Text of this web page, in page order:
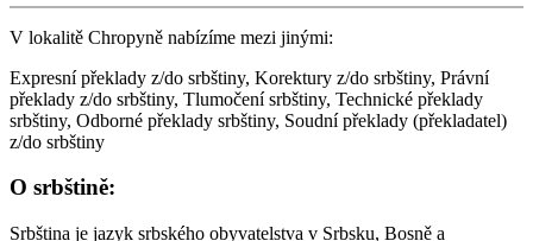
V lokalitě Chropyně nabízíme mezi jinými:
Expresní překlady z/do srbštiny, Korektury z/do srbštiny, Právní
překlady z/do srbštiny, Tlumočení srbštiny, Technické překlady
srbštiny, Odborné překlady srbštiny, Soudní překlady (překladatel)
z/do srbštiny
O srbštině:
Srbština je jazyk srbského obyvatelstva v Srbsku, Bosně a